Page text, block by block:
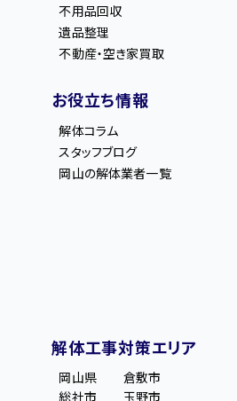
不用品回収
遺品整理
不動産・空き家買取
お役立ち情報
解体コラム
スタッフブログ
岡山の解体業者一覧
解体工事対策エリア
岡山県
倉敷市
総社市
玉野市